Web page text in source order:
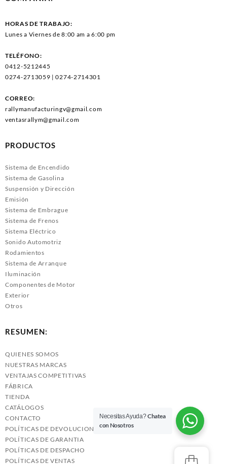
HORAS DE TRABAJO:
Lunes a Viernes de 8:00 am a 6:00 pm
TELÉFONO:
0412-5212445
0274-2713059 | 0274-2714301
CORREO:
rallymanufacturingv@gmail.com
ventasrallym@gmail.com
PRODUCTOS
Sistema de Encendido
Sistema de Gasolina
Suspensión y Dirección
Emisión
Sistema de Embrague
Sistema de Frenos
Sistema Eléctrico
Sonido Automotriz
Rodamientos
Sistema de Arranque
Iluminación
Componentes de Motor
Exterior
Otros
RESUMEN:
QUIENES SOMOS
NUESTRAS MARCAS
VENTAJAS COMPETITIVAS
FÁBRICA
TIENDA
CATÁLOGOS
CONTACTO
POLÍTICAS DE DEVOLUCIONES
POLÍTICAS DE GARANTIA
POLÍTICAS DE DESPACHO
POLÍTICAS DE VENTAS
Necesitas Ayuda?Chatea
con Nosotros